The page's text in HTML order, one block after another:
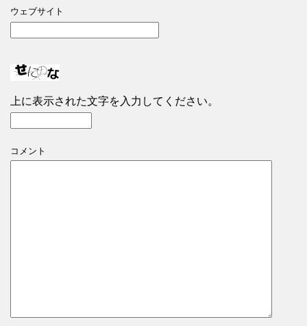
ウェブサイト
上に表示された文字を入力してください。
コメント